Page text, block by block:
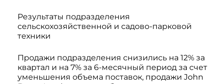
Результаты подразделения
сельскохозяйственной и садово-парковой
техники
Продажи подразделения снизились на 12% за
квартал и на 7% за 6-месячный период за счет
уменьшения объема поставок, продажи John